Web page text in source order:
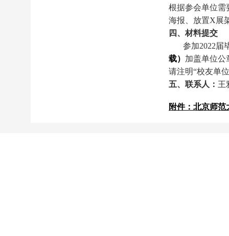
根据参会单位需
海报、放置X展
四、材料提交
参加2022届
载） 加盖单位公
请注明“校友单
五、联系人： 王
附件：北京师范